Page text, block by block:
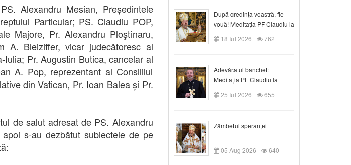
Alexandru Mesian, Președintele
Particular; PS. Claudiu POP,
Majore, Pr. Alexandru Ploştinaru,
A. Bleiziffer, vicar judecătoresc al
Pr. Augustin Butica, cancelar al
A. Pop, reprezentant al Consililui
din Vatican, Pr. Ioan Balea și Pr.
de salut adresat de PS. Alexandru
s-au dezbătut subiectele de pe
După credinţa voastră, fie
vouă! Meditația PF Claudiu la
duminica a VII-a după Rusalii
18 Iul 2026 762
Adevăratul banchet:
Meditația PF Claudiu la
Duminica a VIII-a după
Rusalii
25 Iul 2026 655
Zâmbetul speranței
05 Aug 2026 640